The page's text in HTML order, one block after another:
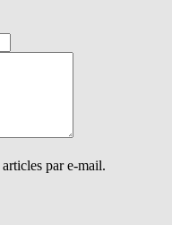
par e-mail.